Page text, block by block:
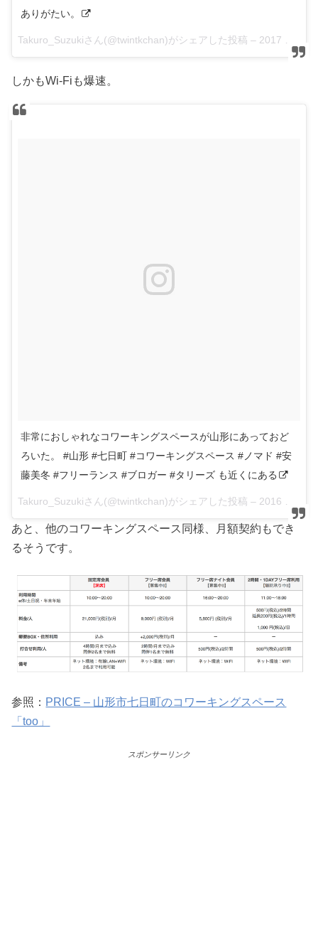
ありがたい。
Takuro_Suzukiさん(@twintkchan)がシェアした投稿 – 2017 4月 12 10:42午後 PDT
しかもWi-Fiも爆速。
非常におしゃれなコワーキングスペースが山形にあっておど
ろいた。 #山形 #七日町 #コワーキングスペース #ノマド #安
藤美冬 #フリーランス #ブロガー #タリーズ も近くにある
Takuro_Suzukiさん(@twintkchan)がシェアした投稿 – 2016 8月 16 2:00午前 PDT
あと、他のコワーキングスペース同様、月額契約もでき
るそうです。
参照： PRICE – 山形市七日町のコワーキングスペース
「too」
スポンサーリンク